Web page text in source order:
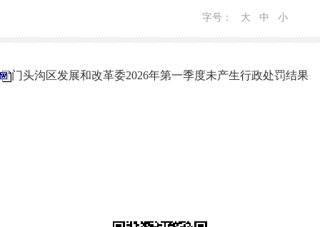
字号： 大 中 小
门头沟区发展和改革委2026年第一季度未产生行政处罚结果